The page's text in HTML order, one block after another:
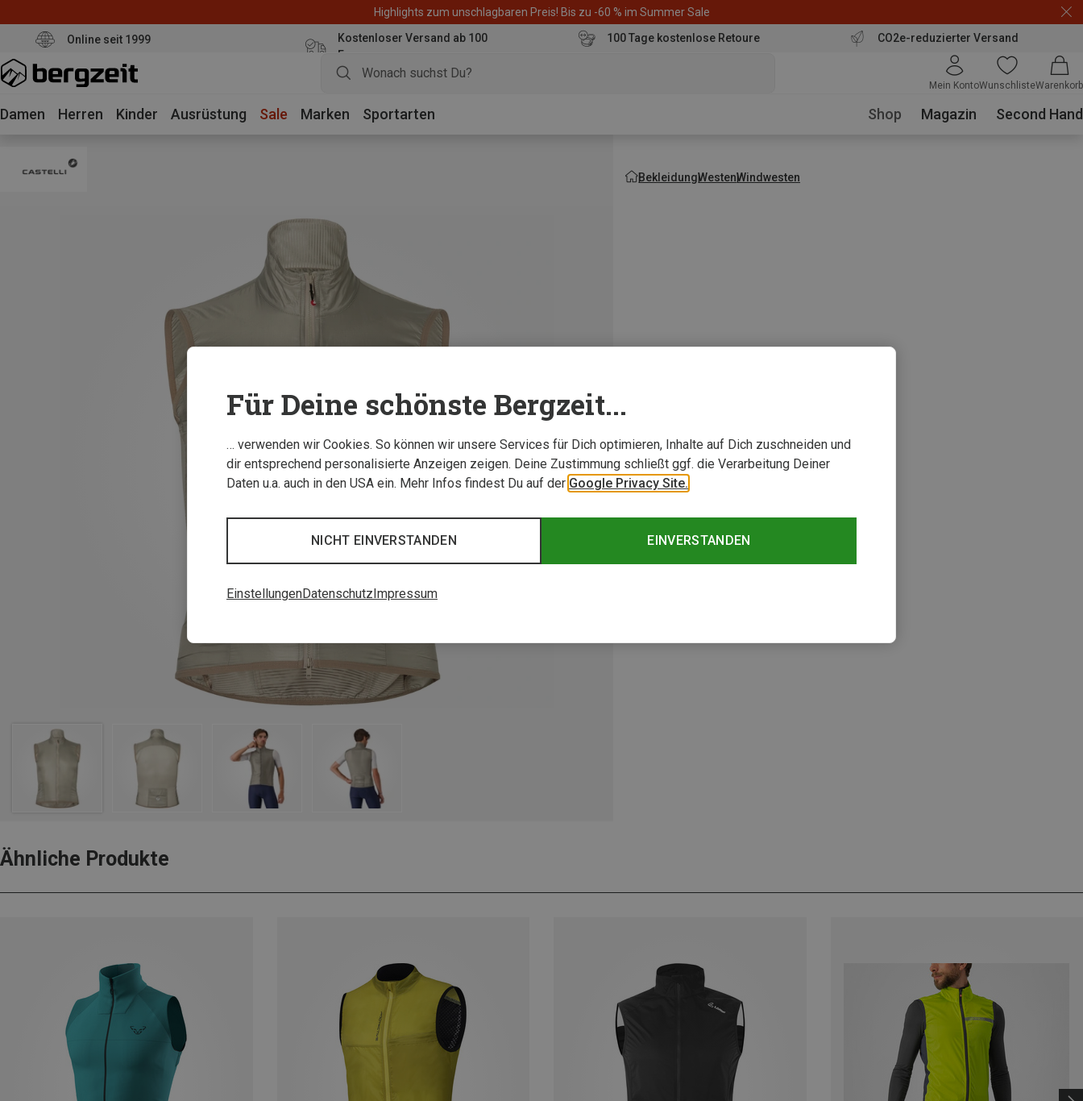
Highlights zum unschlagbaren Preis! Bis zu -60 % im Summer Sale
Online seit 1999
Kostenloser Versand ab 100
Euro
100 Tage kostenlose Retoure CO2e-reduzierter Versand
Mein KontoWunschlisteWarenkorb
Damen Herren Kinder Ausrüstung Sale Marken Sportarten Shop Magazin Second Hand
BekleidungWestenWindwesten
Ähnliche Produkte
Für Deine schönste Bergzeit...
… verwenden wir Cookies. So können wir unsere Services für Dich optimieren, Inhalte auf Dich zuschneiden und
dir entsprechend personalisierte Anzeigen zeigen. Deine Zustimmung schließt ggf. die Verarbeitung Deiner
Daten u.a. auch in den USA ein. Mehr Infos findest Du auf der Google Privacy Site.
EINVERSTANDEN
NICHT EINVERSTANDEN
EinstellungenDatenschutz Impressum